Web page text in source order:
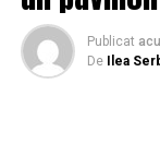
Publicat
De
Ilea